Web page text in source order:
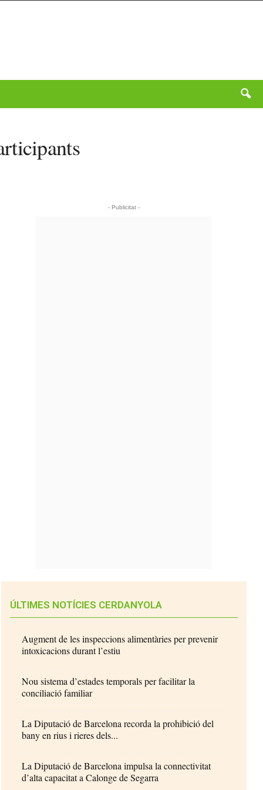
- Publicitat -
ÚLTIMES NOTÍCIES CERDANYOLA
Augment de les inspeccions alimentàries per prevenir
intoxicacions durant l’estiu
Nou sistema d’estades temporals per facilitar la
conciliació familiar
La Diputació de Barcelona recorda la prohibició del
bany en rius i rieres dels...
La Diputació de Barcelona impulsa la connectivitat
d’alta capacitat a Calonge de Segarra